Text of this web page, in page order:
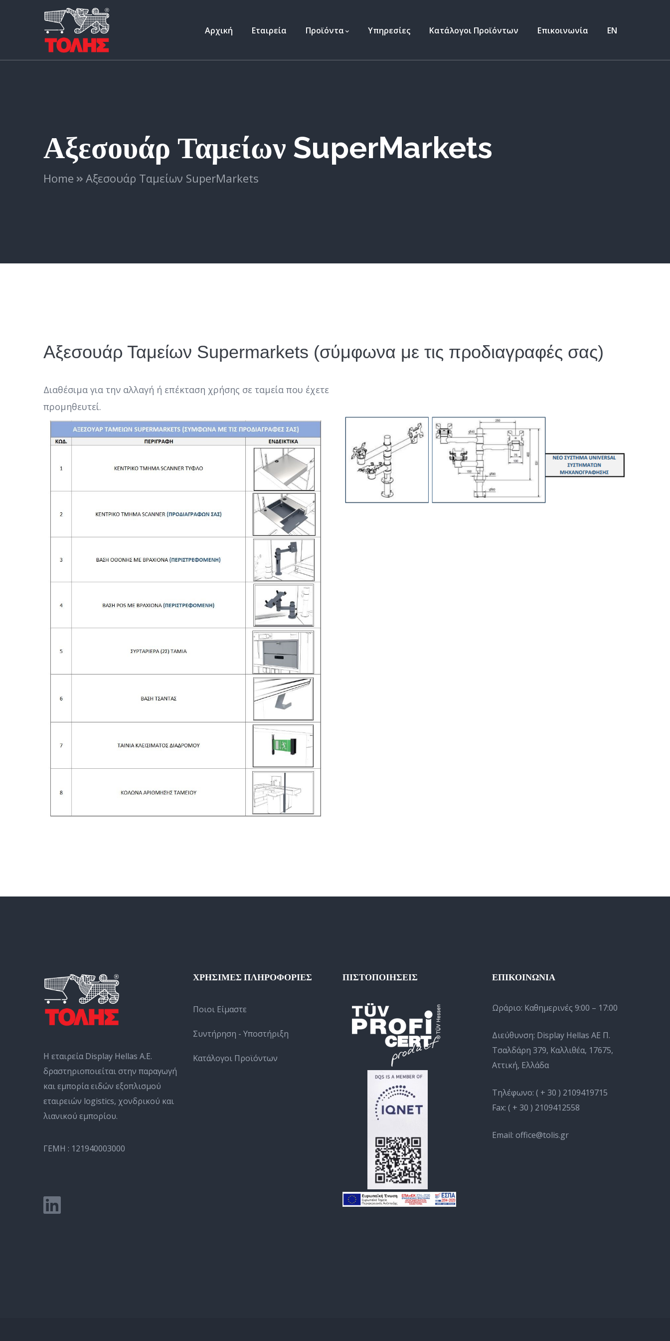
Αρχική Εταιρεία Προϊόντα Υπηρεσίες Κατάλογοι Προϊόντων Επικοινωνία ΕΝ
Αξεσουάρ Ταμείων SuperMarkets
Home Αξεσουάρ Ταμείων SuperMarkets
Αξεσουάρ Ταμείων Supermarkets (σύμφωνα με τις προδιαγραφές σας)
Διαθέσιμα για την αλλαγή ή επέκταση χρήσης σε ταμεία που έχετε
προμηθευτεί.
Η εταιρεία Display Hellas Α.Ε.
δραστηριοποιείται στην παραγωγή
και εμπορία ειδών εξοπλισμού
εταιρειών logistics, χονδρικού και
λιανικού εμπορίου.
ΓΕΜΗ : 121940003000
ΧΡΗΣΙΜΕΣ ΠΛΗΡΟΦΟΡΙΕΣ
Ποιοι Είμαστε
Συντήρηση - Υποστήριξη
Κατάλογοι Προϊόντων
ΠΙΣΤΟΠΟΙΗΣΕΙΣ ΕΠΙΚΟΙΝΩΝΙΑ
Ωράριο: Καθημερινές 9:00 – 17:00
Διεύθυνση: Display Hellas AE Π.
Τσαλδάρη 379, Καλλιθέα, 17675,
Αττική, Ελλάδα
Τηλέφωνο: ( + 30 ) 2109419715
Fax: ( + 30 ) 2109412558
Email: office@tolis.gr